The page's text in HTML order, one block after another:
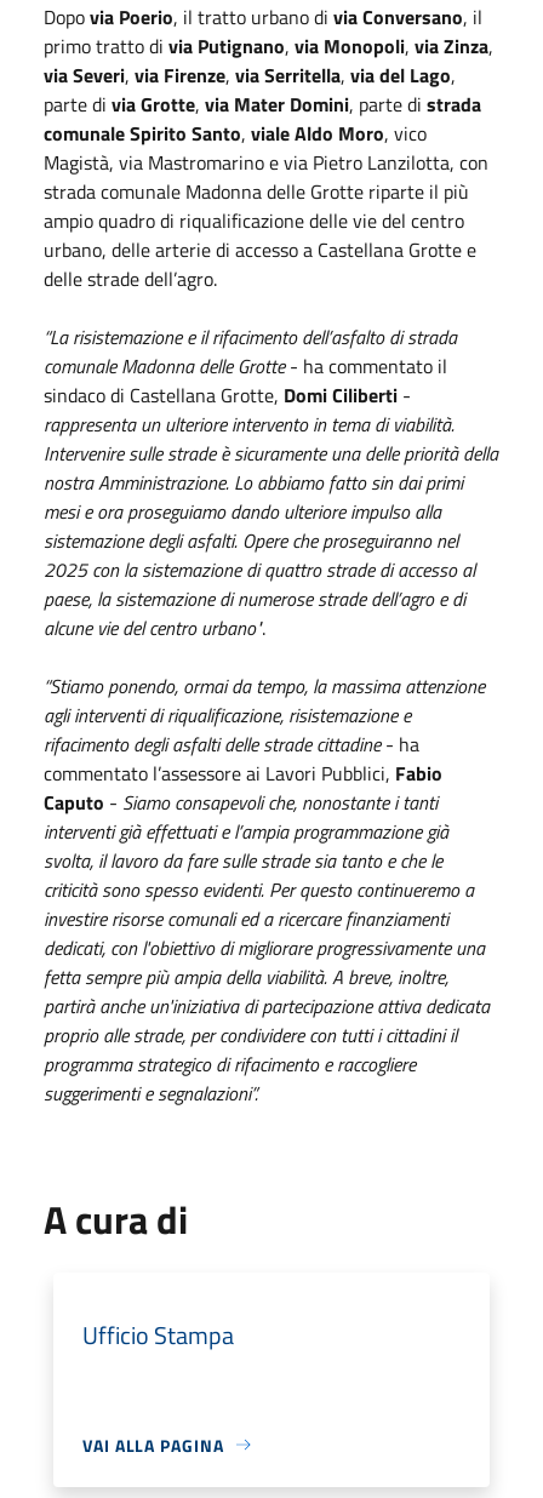
Dopovia Poerio, il tratto urbano di via Conversano, il
primo tratto di via Putignano, via Monopoli, via Zinza,
via Severi, via Firenze, via Serritella, via del Lago,
parte di via Grotte, via Mater Domini, parte di strada
comunale Spirito Santo, viale Aldo Moro, vico
Magistà, via Mastromarino e via Pietro Lanzilotta, con
strada comunale Madonna delle Grotte riparte il più
ampio quadro di riqualificazione delle vie del centro
urbano, delle arterie di accesso a Castellana Grotte e
delle strade dell’agro.
“La risistemazione e il rifacimento dell’asfalto di strada
comunale Madonna delle Grotte- ha commentato il
sindaco di Castellana Grotte, Domi Ciliberti -
rappresenta un ulteriore intervento in tema di viabilità.
Intervenire sulle strade è sicuramente una delle priorità della
nostra Amministrazione. Lo abbiamo fatto sin dai primi
mesi e ora proseguiamo dando ulteriore impulso alla
sistemazione degli asfalti. Opere che proseguiranno nel
2025 con la sistemazione di quattro strade di accesso al
paese, la sistemazione di numerose strade dell’agro e di
alcune vie del centro urbano".
“Stiamo ponendo, ormai da tempo, la massima attenzione
agli interventi di riqualificazione, risistemazione e
rifacimento degli asfalti delle strade cittadine- ha
commentato l’assessore ai Lavori Pubblici, Fabio
Caputo - Siamo consapevoli che, nonostante i tanti
interventi già effettuati e l’ampia programmazione già
svolta, il lavoro da fare sulle strade sia tanto e che le
criticità sono spesso evidenti. Per questo continueremo a
investire risorse comunali ed a ricercare finanziamenti
dedicati, con l'obiettivo di migliorare progressivamente una
fetta sempre più ampia della viabilità. A breve, inoltre,
partirà anche un'iniziativa di partecipazione attiva dedicata
proprio alle strade, per condividere con tutti i cittadini il
programma strategico di rifacimento e raccogliere
suggerimenti e segnalazioni”.
A cura di
Ufficio Stampa
VAI ALLA PAGINA